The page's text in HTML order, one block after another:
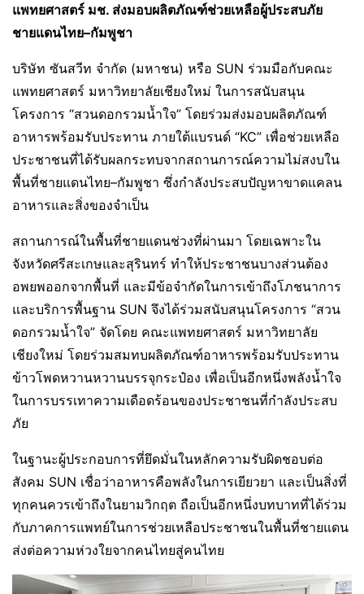
แพทยศาสตร์ มช. ส่งมอบผลิตภัณฑ์ช่วยเหลือผู้ประสบภัย
ชายแดนไทย–กัมพูชา
บริษัท ซันสวีท จำกัด (มหาชน) หรือ SUN ร่วมมือกับคณะ
แพทยศาสตร์ มหาวิทยาลัยเชียงใหม่ ในการสนับสนุน
โครงการ “สวนดอกรวมน้ำใจ” โดยร่วมส่งมอบผลิตภัณฑ์
อาหารพร้อมรับประทาน ภายใต้แบรนด์ “KC” เพื่อช่วยเหลือ
ประชาชนที่ได้รับผลกระทบจากสถานการณ์ความไม่สงบใน
พื้นที่ชายแดนไทย–กัมพูชา ซึ่งกำลังประสบปัญหาขาดแคลน
อาหารและสิ่งของจำเป็น
สถานการณ์ในพื้นที่ชายแดนช่วงที่ผ่านมา โดยเฉพาะใน
จังหวัดศรีสะเกษและสุรินทร์ ทำให้ประชาชนบางส่วนต้อง
อพยพออกจากพื้นที่ และมีข้อจำกัดในการเข้าถึงโภชนาการ
และบริการพื้นฐาน SUN จึงได้ร่วมสนับสนุนโครงการ “สวน
ดอกรวมน้ำใจ” จัดโดย คณะแพทยศาสตร์ มหาวิทยาลัย
เชียงใหม่ โดยร่วมสมทบผลิตภัณฑ์อาหารพร้อมรับประทาน
ข้าวโพดหวานหวานบรรจุกระป๋อง เพื่อเป็นอีกหนึ่งพลังน้ำใจ
ในการบรรเทาความเดือดร้อนของประชาชนที่กำลังประสบ
ภัย
ในฐานะผู้ประกอบการที่ยึดมั่นในหลักความรับผิดชอบต่อ
สังคม SUN เชื่อว่าอาหารคือพลังในการเยียวยา และเป็นสิ่งที่
ทุกคนควรเข้าถึงในยามวิกฤต ถือเป็นอีกหนึ่งบทบาทที่ได้ร่วม
กับภาคการแพทย์ในการช่วยเหลือประชาชนในพื้นที่ชายแดน
ส่งต่อความห่วงใยจากคนไทยสู่คนไทย